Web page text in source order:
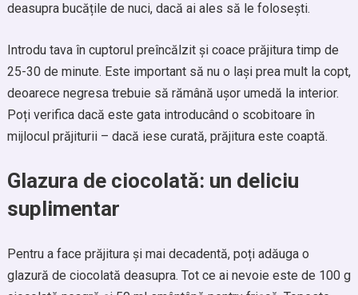
deasupra bucățile de nuci, dacă ai ales să le folosești.
Introdu tava în cuptorul preîncălzit și coace prăjitura timp de
25-30 de minute. Este important să nu o lași prea mult la copt,
deoarece negresa trebuie să rămână ușor umedă la interior.
Poți verifica dacă este gata introducând o scobitoare în
mijlocul prăjiturii – dacă iese curată, prăjitura este coaptă.
Glazura de ciocolată: un deliciu
suplimentar
Pentru a face prăjitura și mai decadentă, poți adăuga o
glazură de ciocolată deasupra. Tot ce ai nevoie este de 100 g